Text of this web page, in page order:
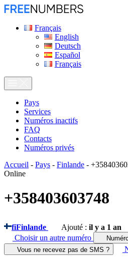
Français
English
Deutsch
Español
Français
Pays
Services
Numéros inactifs
FAQ
Contacts
Numéros privés
Accueil - Pays - Finlande -
Online
+358403603748
fiFinlande Ajouté : il y a 1 an
Choisir un autre numéro
Vous ne recevez pas de SMS ?